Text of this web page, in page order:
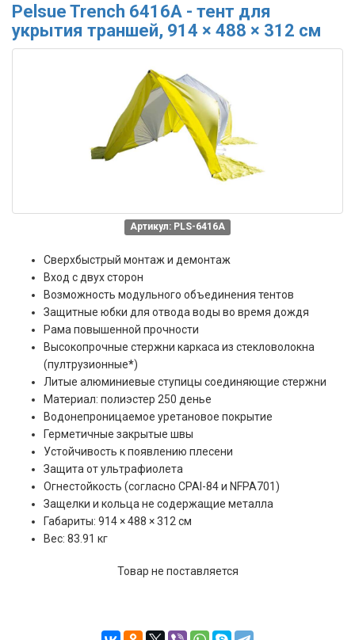
Pelsue Trench 6416A - тент для
укрытия траншей, 914 × 488 × 312 см
Артикул: PLS-6416A
Сверхбыстрый монтаж и демонтаж
Вход с двух сторон
Возможность модульного объединения тентов
Защитные юбки для отвода воды во время дождя
Рама повышенной прочности
Высокопрочные стержни каркаса из стекловолокна
(пултрузионные*)
Литые алюминиевые ступицы соединяющие стержни
Материал: полиэстер 250 денье
Водонепроницаемое уретановое покрытие
Герметичные закрытые швы
Устойчивость к появлению плесени
Защита от ультрафиолета
Огнестойкость (согласно CPAI-84 и NFPA701)
Защелки и кольца не содержащие металла
Габариты: 914 × 488 × 312 см
Вес: 83.91 кг
Товар не поставляется